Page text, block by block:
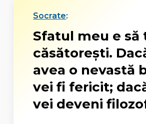
Socrate:
Sfatul meu e să
căsătoreşti.
avea o nevastă
vei fi fericit;
vei deveni